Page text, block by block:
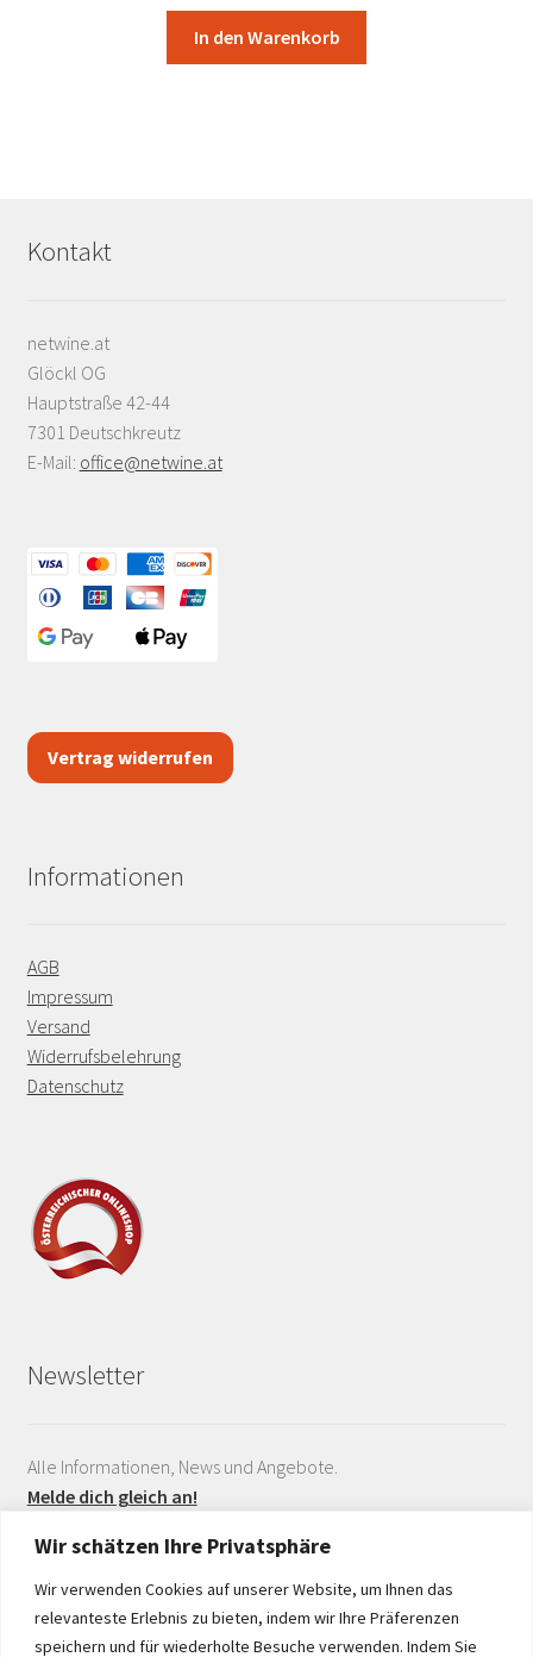
Wir schätzen Ihre Privatsphäre
Wir verwenden Cookies auf unserer Website, um Ihnen das
relevanteste Erlebnis zu bieten, indem wir Ihre Präferenzen
speichern und für wiederholte Besuche verwenden. Indem Sie
In den Warenkorb
Kontakt
netwine.at
Glöckl OG
Hauptstraße 42-44
7301 Deutschkreutz
E-Mail: office@netwine.at
Vertrag widerrufen
Informationen
AGB
Impressum
Versand
Widerrufsbelehrung
Datenschutz
Newsletter
Alle Informationen, News und Angebote.
Melde dich gleich an!